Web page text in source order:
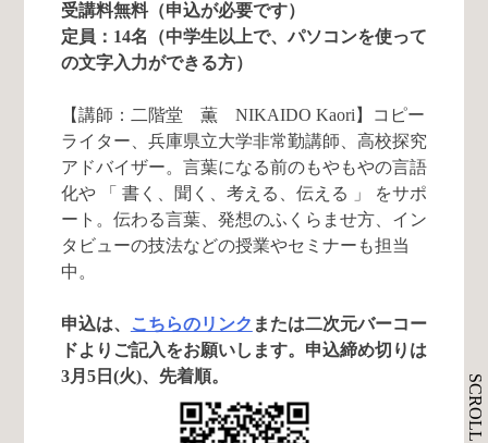
SCROLL
受講料無料（申込が必要です）
定員：14名（中学生以上で、パソコンを使って
の文字入力ができる方）
【講師：二階堂 薫 NIKAIDO Kaori】コピー
ライター、兵庫県立大学非常勤講師、高校探究
アドバイザー。言葉になる前のもやもやの言語
化や 「 書く、聞く、考える、伝える 」 をサポ
ート。伝わる言葉、発想のふくらませ方、イン
タビューの技法などの授業やセミナーも担当
中。
申込は、 こちらのリンク または二次元バーコー
ドよりご記入をお願いします。申込締め切りは
3月5日(火)、先着順。